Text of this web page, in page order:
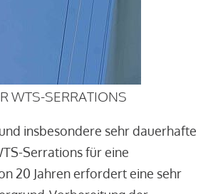
WTS-SERRATIONS
insbesondere sehr dauerhafte
Serrations für eine
20 Jahren erfordert eine sehr